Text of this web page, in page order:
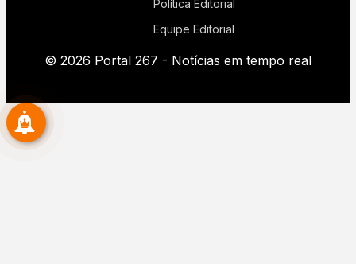
Política Editorial
Equipe Editorial
© 2026 Portal 267 - Notícias em tempo real